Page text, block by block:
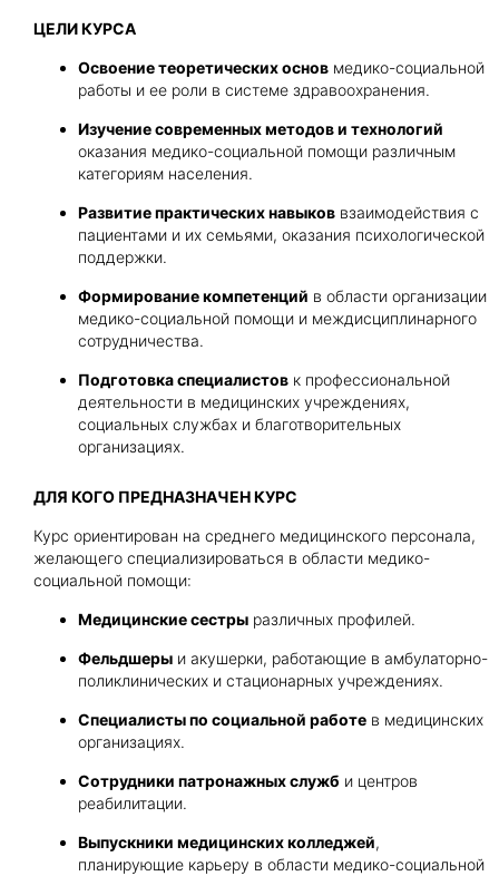
ЦЕЛИ КУРСА
Освоение теоретических основ медико-социальной
работы и ее роли в системе здравоохранения.
Изучение современных методов и технологий
оказания медико-социальной помощи различным
категориям населения.
Развитие практических навыков взаимодействия с
пациентами и их семьями, оказания психологической
поддержки.
Формирование компетенций в области организации
медико-социальной помощи и междисциплинарного
сотрудничества.
Подготовка специалистов к профессиональной
деятельности в медицинских учреждениях,
социальных службах и благотворительных
организациях.
ДЛЯ КОГО ПРЕДНАЗНАЧЕН КУРС
Курс ориентирован на среднего медицинского персонала,
желающего специализироваться в области медико-
социальной помощи:
Медицинские сестры различных профилей.
Фельдшеры и акушерки, работающие в амбулаторно-
поликлинических и стационарных учреждениях.
Специалисты по социальной работе в медицинских
организациях.
Сотрудники патронажных служб и центров
реабилитации.
Выпускники медицинских колледжей,
планирующие карьеру в области медико-социальной
Приложите документы
Получить консультацию
Даю согласие на
Приложите документы
Получить консультацию
Даю согласие на
данныхиe-mail рассылку